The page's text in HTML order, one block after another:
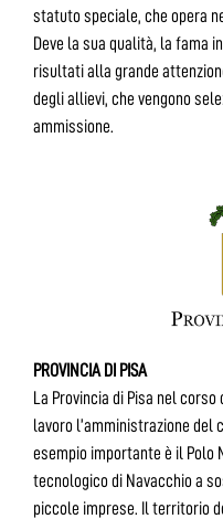
statuto speciale, che opera
Deve la sua qualità, la fama
risultati alla grande
degli allievi, che vengono
ammissione.
PROVINCIA DI PISA
La Provincia di Pisa nel
lavoro l’amministrazione del
esempio importante è il Polo
tecnologico di Navacchio a
piccole imprese. Il territorio